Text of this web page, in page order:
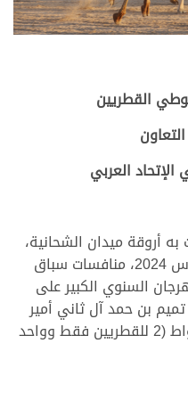
القطريين
العربي
أروقة ميدان الشحانية،
انطلقت صباح اليوم الجمعة 1 مارس 2024، منافسات سباق
السنوي الكبير على
بن حمد آل ثاني أمير
البلاد المفدى، حيث أقيمت 5 أشواط (2 للقطريين فقط وواحد